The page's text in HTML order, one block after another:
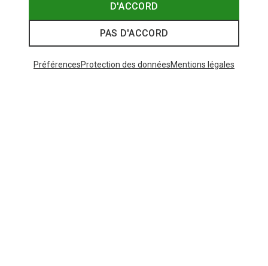
D'ACCORD
PAS D'ACCORD
PréférencesProtection des donnéesMentions légales